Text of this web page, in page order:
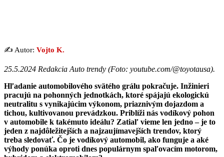
✍️ Autor: Vojto K.
25.5.2024 Redakcia Auto trendy (Foto: youtube.com/@toyotausa).
Hľadanie automobilového svätého grálu pokračuje. Inžinieri
pracujú na pohonných jednotkách, ktoré spájajú ekologickú
neutralitu s vynikajúcim výkonom, priaznivým dojazdom a
tichou, kultivovanou prevádzkou. Priblíži nás vodíkový pohon
v automobile k takémuto ideálu? Zatiaľ vieme len jedno – je to
jeden z najdôležitejších a najzaujímavejších trendov, ktorý
treba sledovať. Čo je vodíkový automobil, ako funguje a aké
výhody ponúka oproti dnes populárnym spaľovacím motorom,